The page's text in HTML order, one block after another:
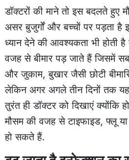
डॉक्टरों की माने तो इस बदलते हुए
असर बुजुर्गों और बच्चों पर पड़ता है
ध्यान देने की आवश्यकता भी होती
वजह से बीमार पड़ जाते हैं जिसमें
और जुकाम, बुखार जैसी छोटी
लेकिन अगर अगले तीन दिनों तक यह
तुरंत ही डॉक्टर को दिखाएं क्योंकि
मौसम की वजह से टाइफाइड, फ्लू या
हो सकते हैं.